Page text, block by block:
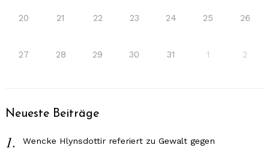
20 21 22 23 24 25 26
27 28 29 30 31 1 2
Neueste Beiträge
Wencke Hlynsdottir referiert zu Gewalt gegen